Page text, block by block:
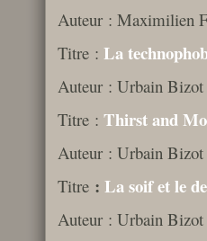
Auteur : Maximilien
Titre : La
Auteur : Urbain Bizot
Titre : Thirst and
Auteur : Urbain Bizot
Titre : La soif et le
Auteur : Urbain Bizot